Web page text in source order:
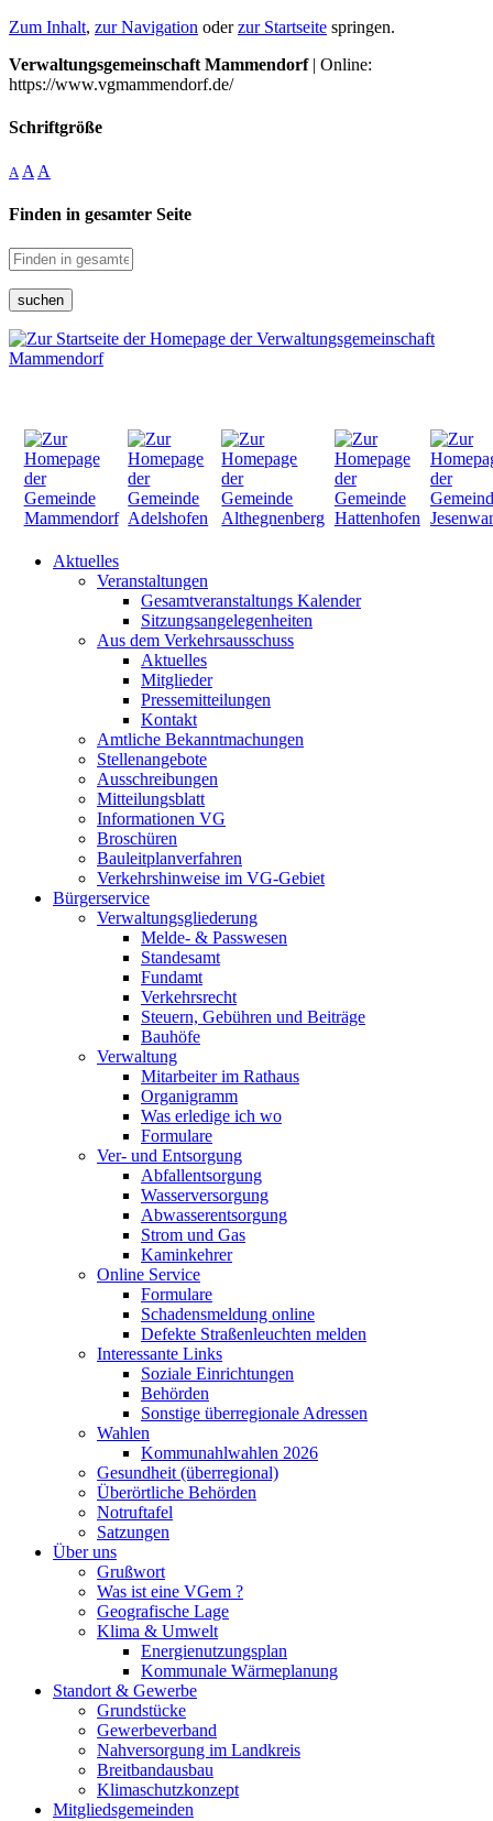
Zum Inhalt, zur Navigation oderzur Startseite springen.
Verwaltungsgemeinschaft Mammendorf| Online:
https://www.vgmammendorf.de/
Schriftgröße
A A A
Finden in gesamter Seite
suchen
Aktuelles
Veranstaltungen
Gesamtveranstaltungs Kalender
Sitzungsangelegenheiten
Aus dem Verkehrsausschuss
Aktuelles
Mitglieder
Pressemitteilungen
Kontakt
Amtliche Bekanntmachungen
Stellenangebote
Ausschreibungen
Mitteilungsblatt
Informationen VG
Broschüren
Bauleitplanverfahren
Verkehrshinweise im VG-Gebiet
Bürgerservice
Verwaltungsgliederung
Melde- & Passwesen
Standesamt
Fundamt
Verkehrsrecht
Steuern, Gebühren und Beiträge
Bauhöfe
Verwaltung
Mitarbeiter im Rathaus
Organigramm
Was erledige ich wo
Formulare
Ver- und Entsorgung
Abfallentsorgung
Wasserversorgung
Abwasserentsorgung
Strom und Gas
Kaminkehrer
Online Service
Formulare
Schadensmeldung online
Defekte Straßenleuchten melden
Interessante Links
Soziale Einrichtungen
Behörden
Sonstige überregionale Adressen
Wahlen
Kommunahlwahlen 2026
Gesundheit (überregional)
Überörtliche Behörden
Notruftafel
Satzungen
Über uns
Grußwort
Was ist eine VGem ?
Geografische Lage
Klima & Umwelt
Energienutzungsplan
Kommunale Wärmeplanung
Standort & Gewerbe
Grundstücke
Gewerbeverband
Nahversorgung im Landkreis
Breitbandausbau
Klimaschutzkonzept
Mitgliedsgemeinden